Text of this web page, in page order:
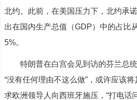
北约。此前，在美国压力下，北约承
出在国内生产总值（GDP）中的占比
5%。
特朗普在白宫会见到访的芬兰总统
“没有任何理由不这么做”，或许应该将
求欧洲领导人向西班牙施压，“打电话